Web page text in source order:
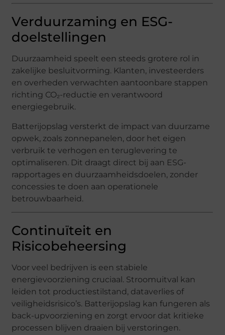
Verduurzaming en ESG-
doelstellingen
Duurzaamheid speelt een steeds grotere rol in
zakelijke besluitvorming. Klanten, investeerders
en overheden verwachten aantoonbare stappen
richting CO₂-reductie en verantwoord
energiegebruik.
Batterijopslag versterkt de impact van duurzame
opwek, zoals zonnepanelen, door het eigen
verbruik te verhogen en teruglevering te
optimaliseren. Dit draagt direct bij aan ESG-
rapportages en duurzaamheidsdoelen, zonder
concessies te doen aan operationele
betrouwbaarheid.
Continuïteit en
Risicobeheersing
Voor veel bedrijven is een stabiele
energievoorziening cruciaal. Stroomuitval kan
leiden tot productiestilstand, dataverlies of
veiligheidsrisico’s. Batterijopslag kan fungeren als
back-upvoorziening en zorgt ervoor dat kritieke
processen blijven draaien bij verstoringen.